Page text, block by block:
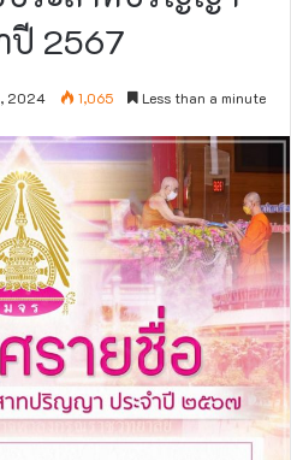
ปี 2567
2024 1,065 Less than a minute